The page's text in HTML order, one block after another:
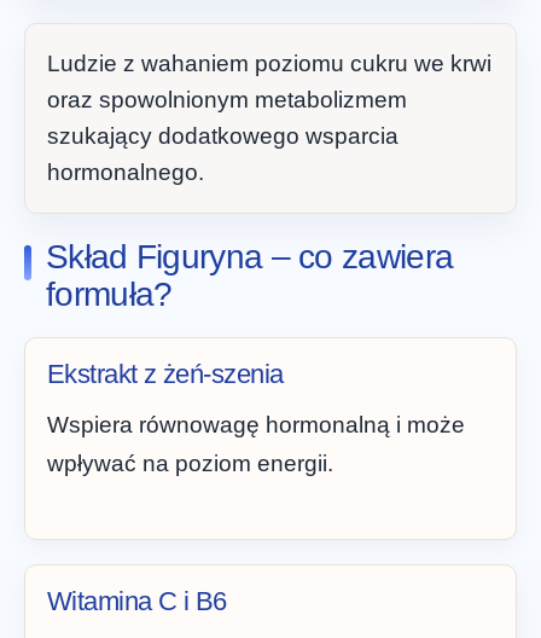
Ludzie z wahaniem poziomu cukru we krwi
oraz spowolnionym metabolizmem
szukający dodatkowego wsparcia
hormonalnego.
Skład Figuryna – co zawiera
formuła?
Ekstrakt z żeń-szenia
Wspiera równowagę hormonalną i może
wpływać na poziom energii.
Witamina C i B6